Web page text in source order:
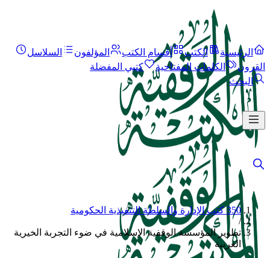
الرئيسية الكتب أقسام الكتب المؤلفون
السلاسل
القرون
الكلمات المفتاحية
كتبي المفضلة
البحث
350 كتب الإدارة والسلطة التنفيذية الحكومية
/
تطوير المؤسسة الوقفية الإسلامية في ضوء التجربة الخيرية
الغربية